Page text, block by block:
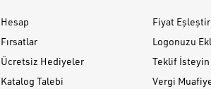
Hesap
Fırsatlar
Ücretsiz Hediyeler
Katalog Talebi
Fiyat
Logonuzu
Teklif İsteyin
Vergi